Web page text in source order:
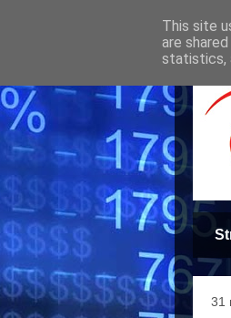
31
This site
are
statistics,